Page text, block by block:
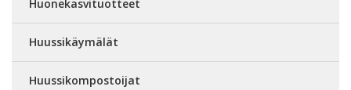
Huonekasvituotteet
Huussikäymälät
Huussikompostoijat